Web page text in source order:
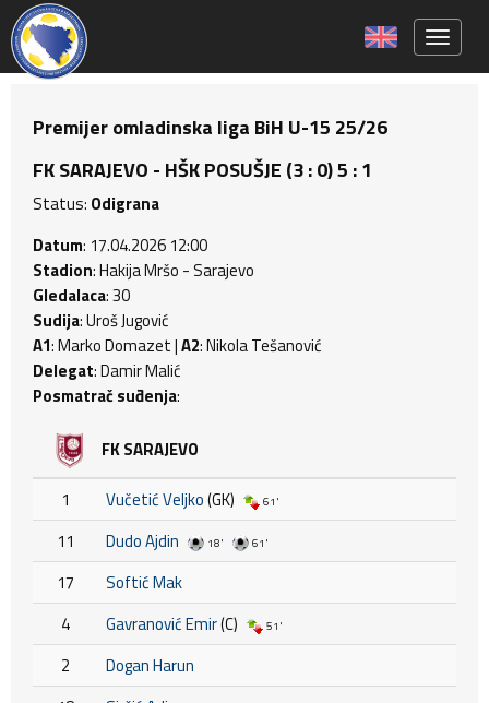
Premijer omladinska liga BiH U-15 25/26
FK SARAJEVO - HŠK POSUŠJE (3 : 0) 5 : 1
Status: Odigrana
Datum: 17.04.2026 12:00
Stadion: Hakija Mršo - Sarajevo
Gledalaca: 30
Sudija: Uroš Jugović
A1: Marko Domazet |A2: Nikola Tešanović
Delegat: Damir Malić
Posmatrač suđenja:
FK SARAJEVO
1 Vučetić Veljko(GK) 61'
11 Dudo Ajdin 18' 61'
17
Softić Mak
4
Gavranović Emir(C) 51'
2
Dogan Harun